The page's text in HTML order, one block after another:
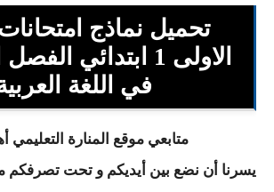
السنة
السنة
شهادة
تزيين القسم
التعليم
تحميل نماذج
في اللغة
متابعي موقع المنارة التعليمي
يسرنا أن نضع بين أيديكم و تحت تصرفكم